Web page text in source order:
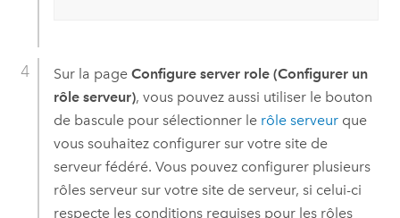
Sur la page Configure server role (Configurer un
rôle serveur), vous pouvez aussi utiliser le bouton
de bascule pour sélectionner le rôle serveurque
vous souhaitez configurer sur votre site de
serveur fédéré. Vous pouvez configurer plusieurs
rôles serveur sur votre site de serveur, si celui-ci
respecte les conditions requises pour les rôles